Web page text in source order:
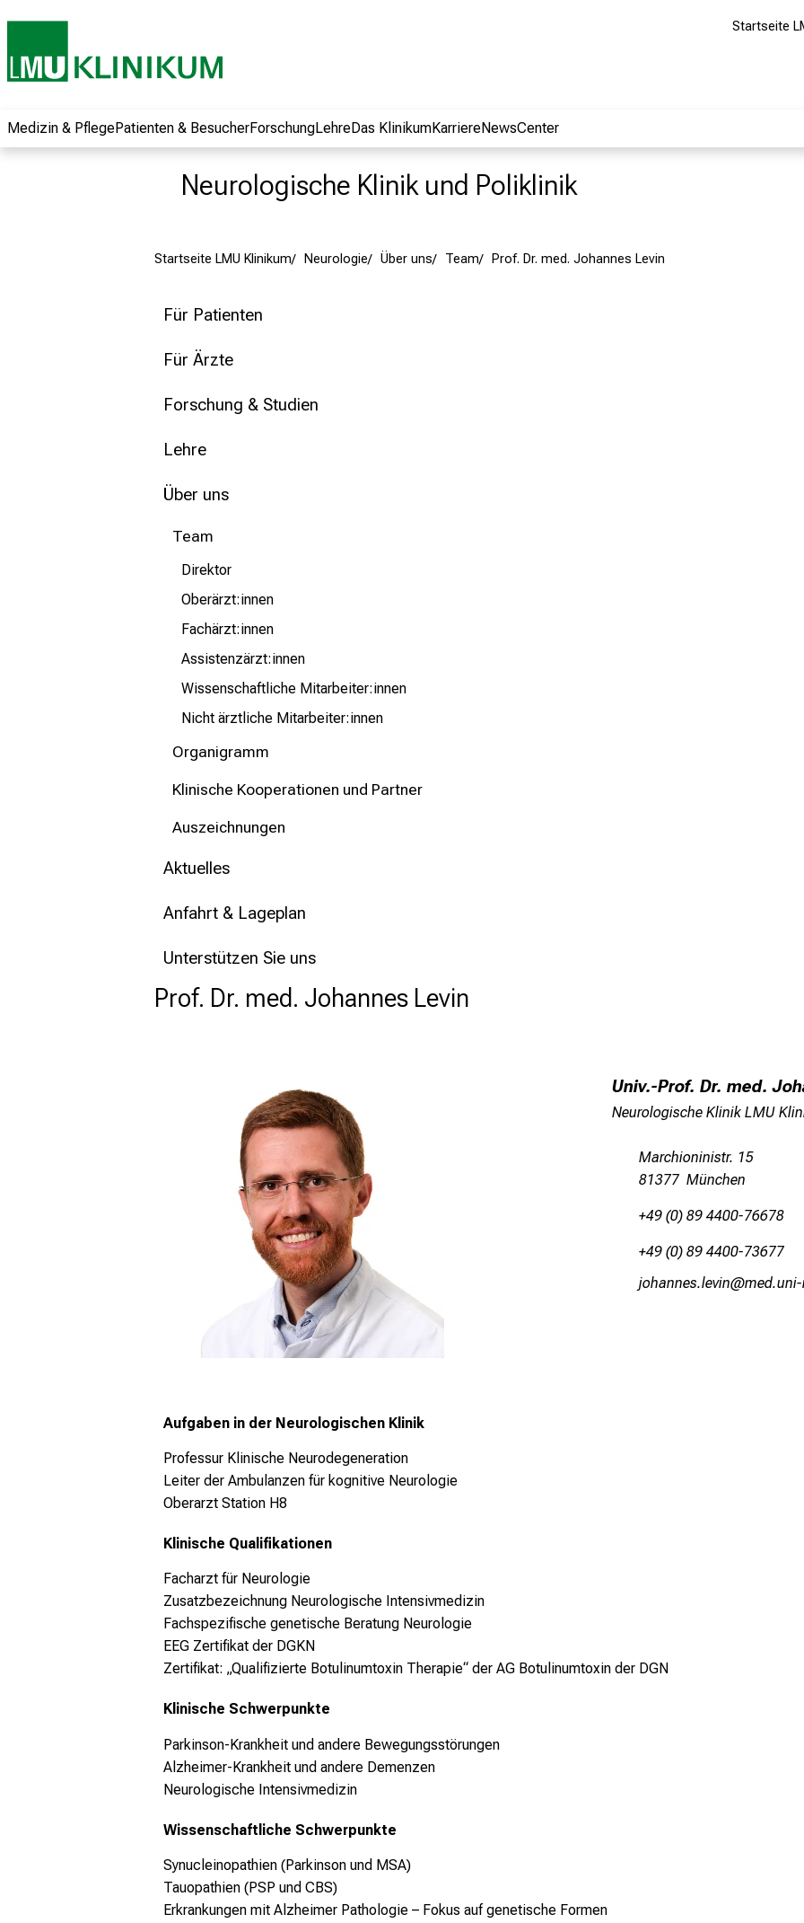
Startseite
Medizin & PflegePatienten & BesucherForschungLehreDas KlinikumKarriereNewsCenter
Neurologische Klinik und Poliklinik
Startseite LMU Klinikum Neurologie Über uns Team Prof. Dr. med. Johannes Levin
Für Patienten
Für Ärzte
Forschung & Studien
Lehre
Über uns
Team
Direktor
Oberärzt:innen
Fachärzt:innen
Assistenzärzt:innen
Wissenschaftliche Mitarbeiter:innen
Nicht ärztliche Mitarbeiter:innen
Organigramm
Klinische Kooperationen und Partner
Auszeichnungen
Aktuelles
Anfahrt & Lageplan
Unterstützen Sie uns
Prof. Dr. med. Johannes Levin
Univ.-Prof. Dr. med.
Neurologische Klinik LMU
Marchioninistr. 15
81377 München
+49 (0) 89 4400-76678
+49 (0) 89 4400-73677
küzguuicsäYiqlu
vim-
Aufgaben in der Neurologischen Klinik
Professur Klinische Neurodegeneration
Leiter der Ambulanzen für kognitive Neurologie
Oberarzt Station H8
Klinische Qualifikationen
Facharzt für Neurologie
Zusatzbezeichnung Neurologische Intensivmedizin
Fachspezifische genetische Beratung Neurologie
EEG Zertifikat der DGKN
Zertifikat: „Qualifizierte Botulinumtoxin Therapie“ der AG Botulinumtoxin der DGN
Klinische Schwerpunkte
Parkinson-Krankheit und andere Bewegungsstörungen
Alzheimer-Krankheit und andere Demenzen
Neurologische Intensivmedizin
Wissenschaftliche Schwerpunkte
Synucleinopathien (Parkinson und MSA)
Tauopathien (PSP und CBS)
Erkrankungen mit Alzheimer Pathologie – Fokus auf genetische Formen
Informationen zu
Jobs, Ausbildungen
Weiterbildungen.
Kommen Sie
begeistern – ganz
ohne Anmeldung.
mehr Informationen